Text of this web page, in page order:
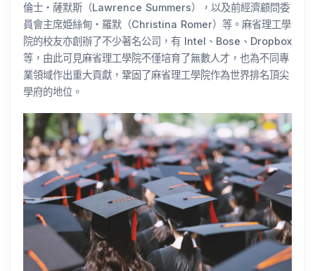
倫士・薩默斯（Lawrence Summers），以及前經濟顧問委
員會主席姫絲甸・羅默（Christina Romer）等。麻省理工學
院的校友亦創辦了不少著名公司，有 Intel、Bose、Dropbox
等，由此可見麻省理工學院不僅培育了無數人才，也為不同專
業領域作出重大貢獻，鞏固了麻省理工學院作為世界排名頂尖
學府的地位。